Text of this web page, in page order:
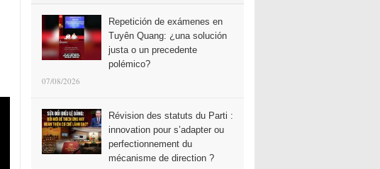
Repetición de exámenes en
Tuyên Quang: ¿una solución
justa o un precedente
polémico?
07/08/2026
Révision des statuts du Parti :
innovation pour s’adapter ou
perfectionnement du
mécanisme de direction ?